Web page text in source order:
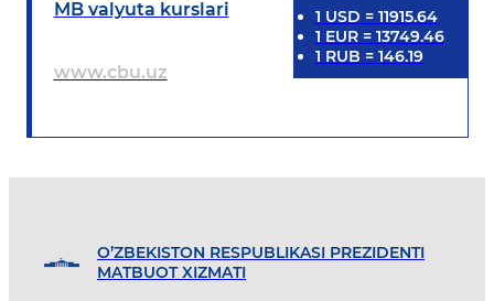
MB valyuta kurslari
www.cbu.uz
1 USD = 11915.64
1 EUR= 13749.46
1 RUB = 146.19
O’ZBEKISTON RESPUBLIKASI PREZIDENTI
MATBUOT XIZMATI